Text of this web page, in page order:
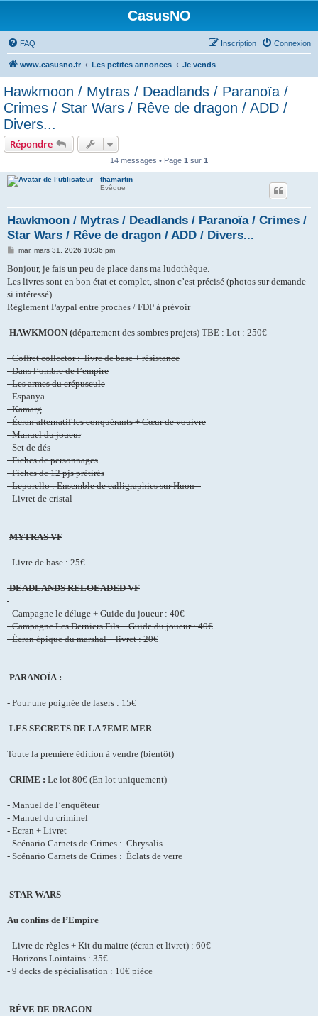
CasusNO
FAQ Connexion
Inscription
www.casusno.fr Les petites annonces Je vends
Hawkmoon / Mytras / Deadlands / Paranoïa /
Crimes / Star Wars / Rêve de dragon / ADD /
Divers...
Répondre
14 messages • Page 1 sur 1
thamartin
Evêque
Hawkmoon / Mytras / Deadlands / Paranoïa / Crimes /
Star Wars / Rêve de dragon / ADD / Divers...
M
s
a
g
mar. mars 31, 2026 10:36 pm
Bonjour, je fais un peu de place dans ma ludothèque.
Les livres sont en bon état et complet, sinon c’est précisé (photos sur demande
si intéressé).
Règlement Paypal entre proches / FDP à prévoir
HAWKMOON (département des sombres projets) TBE : Lot : 250€
- Coffret collector : livre de base + résistance
- Dans l’ombre de l’empire
- Les armes du crépuscule
- Espanya
- Kamarg
- Écran alternatif les conquérants + Cœur de vouivre
- Manuel du joueur
- Set de dés
- Fiches de personnages
- Fiches de 12 pjs prétirés
- Leporello : Ensemble de calligraphies sur Huon
- Livret de cristal
MYTRAS VF
- Livre de base : 25€
DEADLANDS RELOEADED VF
- Campagne le déluge + Guide du joueur : 40€
- Campagne Les Derniers Fils + Guide du joueur : 40€
- Écran épique du marshal + livret : 20€
PARANOÏA :
- Pour une poignée de lasers : 15€
LES SECRETS DE LA 7EME MER
Toute la première édition à vendre (bientôt)
CRIME : Le lot 80€ (En lot uniquement)
- Manuel de l’enquêteur
- Manuel du criminel
- Ecran + Livret
- Scénario Carnets de Crimes : Chrysalis
- Scénario Carnets de Crimes : Éclats de verre
STAR WARS
Au confins de l’Empire
- Livre de règles + Kit du maitre (écran et livret) : 60€
- Horizons Lointains : 35€
- 9 decks de spécialisation : 10€ pièce
RÊVE DE DRAGON